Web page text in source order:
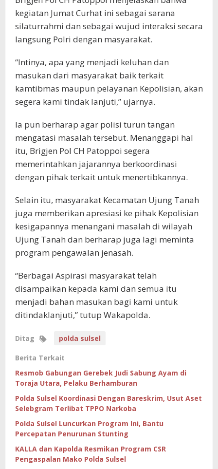
kegiatan Jumat Curhat ini sebagai sarana
silaturrahmi dan sebagai wujud interaksi secara
langsung Polri dengan masyarakat.
“Intinya, apa yang menjadi keluhan dan
masukan dari masyarakat baik terkait
kamtibmas maupun pelayanan Kepolisian, akan
segera kami tindak lanjuti,” ujarnya.
Ia pun berharap agar polisi turun tangan
mengatasi masalah tersebut. Menanggapi hal
itu, Brigjen Pol CH Patoppoi segera
memerintahkan jajarannya berkoordinasi
dengan pihak terkait untuk menertibkannya.
Selain itu, masyarakat Kecamatan Ujung Tanah
juga memberikan apresiasi ke pihak Kepolisian
kesigapannya menangani masalah di wilayah
Ujung Tanah dan berharap juga lagi meminta
program pengawalan jenasah.
“Berbagai Aspirasi masyarakat telah
disampaikan kepada kami dan semua itu
menjadi bahan masukan bagi kami untuk
ditindaklanjuti,” tutup Wakapolda.
Ditag polda sulsel
Berita Terkait
Resmob Gabungan Gerebek Judi Sabung Ayam di
Toraja Utara, Pelaku Berhamburan
Polda Sulsel Koordinasi Dengan Bareskrim, Usut Aset
Selebgram Terlibat TPPO Narkoba
Polda Sulsel Luncurkan Program Ini, Bantu
Percepatan Penurunan Stunting
KALLA dan Kapolda Resmikan Program CSR
Pengaspalan Mako Polda Sulsel